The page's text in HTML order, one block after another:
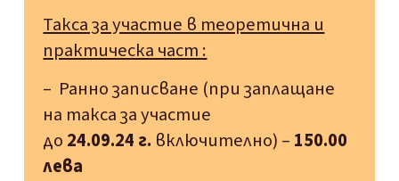
Такса за участие в теоретична и
практическа част :
– Ранно записване (при заплащане
на такса за участие
до 24.09.24 г. включително) – 150.00
лева